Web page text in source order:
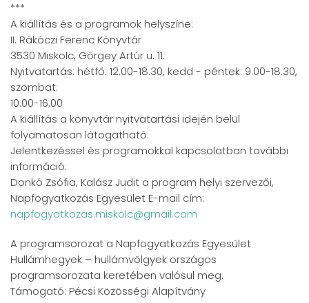
***
A kiállítás és a programok helyszíne:
II. Rákóczi Ferenc Könyvtár
3530 Miskolc, Görgey Artúr u. 11.
Nyitvatartás: hétfő: 12.00-18.30, kedd - péntek: 9.00-18.30,
szombat:
10.00-16.00
A kiállítás a könyvtár nyitvatartási idején belül
folyamatosan látogatható.
Jelentkezéssel és programokkal kapcsolatban további
információ:
Donkó Zsófia, Kalász Judit a program helyi szervezői,
Napfogyatkozás Egyesület E-mail cím:
napfogyatkozas.miskolc@gmail.com
A programsorozat a Napfogyatkozás Egyesület
Hullámhegyek – hullámvölgyek országos
programsorozata keretében valósul meg.
Támogató: Pécsi Közösségi Alapítvány